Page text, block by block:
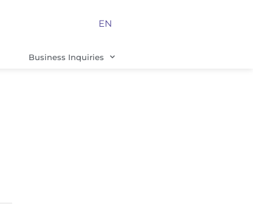
EN
Business Inquiries